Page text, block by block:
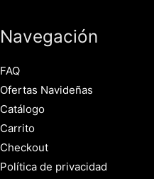
Navegación
FAQ
Ofertas Navideñas
Catálogo
Carrito
Checkout
Política de privacidad